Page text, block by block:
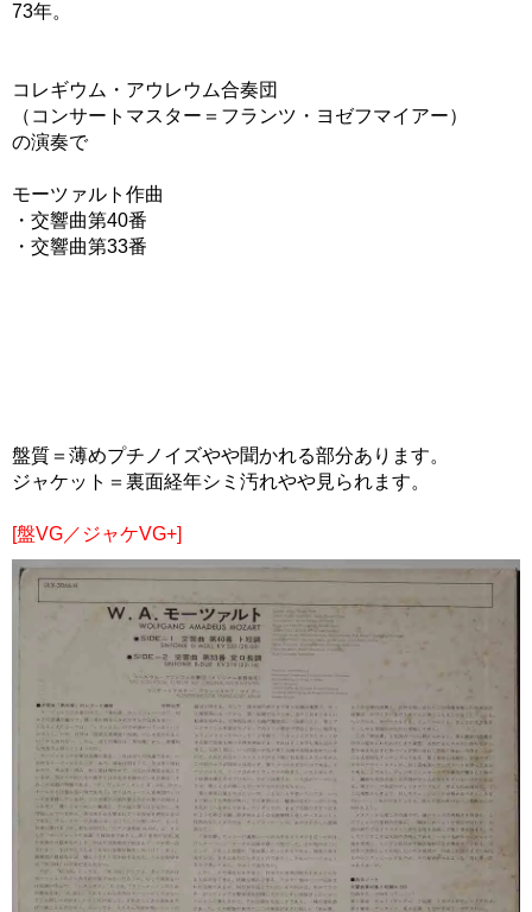
73年。
コレギウム・アウレウム合奏団
（コンサートマスター＝フランツ・ヨゼフマイアー）
の演奏で
モーツァルト作曲
・交響曲第40番
・交響曲第33番
盤質＝薄めプチノイズやや聞かれる部分あります。
ジャケット＝裏面経年シミ汚れやや見られます。
[盤VG／ジャケVG+]